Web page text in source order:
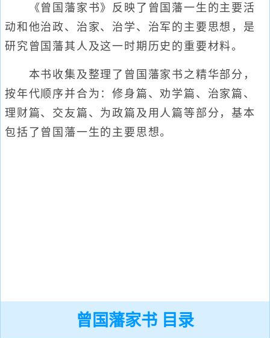
《曾国藩家书》反映了曾国藩一生的主要活
动和他治政、治家、治学、治军的主要思想，是
研究曾国藩其人及这一时期历史的重要材料。
本书收集及整理了曾国藩家书之精华部分，
按年代顺序并合为：修身篇、劝学篇、治家篇、
理财篇、交友篇、为政篇及用人篇等部分，基本
包括了曾国藩一生的主要思想。
曾国藩家书 目录